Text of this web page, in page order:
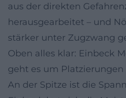
aus der direkten
herausgearbeitet – und
stärker unter Zugzwang
Oben alles klar: Einbeck
geht es um Platzierungen
An der Spitze ist die